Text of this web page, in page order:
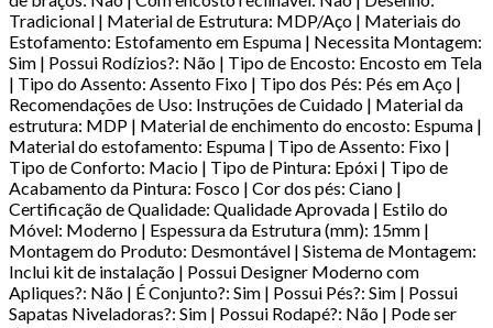
Tradicional | Material de Estrutura: MDP/Aço | Materiais do
Estofamento: Estofamento em Espuma | Necessita Montagem:
Sim | Possui Rodízios?: Não | Tipo de Encosto: Encosto em Tela
| Tipo do Assento: Assento Fixo | Tipo dos Pés: Pés em Aço |
Recomendações de Uso: Instruções de Cuidado | Material da
estrutura: MDP | Material de enchimento do encosto: Espuma |
Material do estofamento: Espuma | Tipo de Assento: Fixo |
Tipo de Conforto: Macio | Tipo de Pintura: Epóxi | Tipo de
Acabamento da Pintura: Fosco | Cor dos pés: Ciano |
Certificação de Qualidade: Qualidade Aprovada | Estilo do
Móvel: Moderno | Espessura da Estrutura (mm): 15mm |
Montagem do Produto: Desmontável | Sistema de Montagem:
Inclui kit de instalação | Possui Designer Moderno com
Apliques?: Não | É Conjunto?: Sim | Possui Pés?: Sim | Possui
Sapatas Niveladoras?: Sim | Possui Rodapé?: Não | Pode ser